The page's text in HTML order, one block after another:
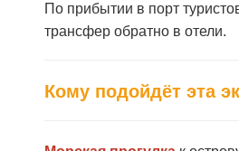
По прибытии в порт
трансфер обратно в отели.
Кому подойдёт эта